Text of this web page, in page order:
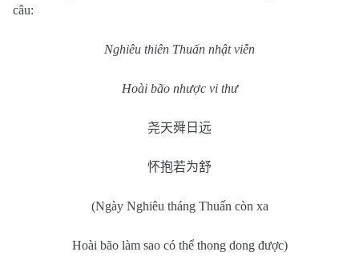
câu:
Nghiêu thiên Thuấn nhật viễn
Hoài bão nhược vi thư
尧天舜日远
怀抱若为舒
(Ngày Nghiêu tháng Thuấn còn xa
Hoài bão làm sao có thểthong dong được)